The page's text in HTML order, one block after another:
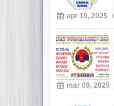
apr 19, 2025
mar 09, 2025